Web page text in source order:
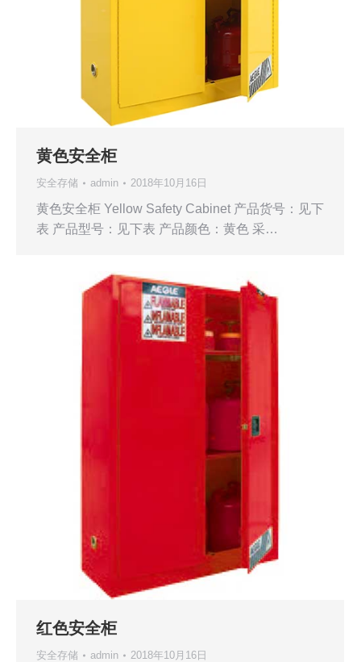
黄色安全柜
安全存储 admin 2018年10月16日
黄色安全柜 Yellow Safety Cabinet 产品货号：见下
表 产品型号：见下表 产品颜色：黄色 采…
红色安全柜
安全存储 admin 2018年10月16日